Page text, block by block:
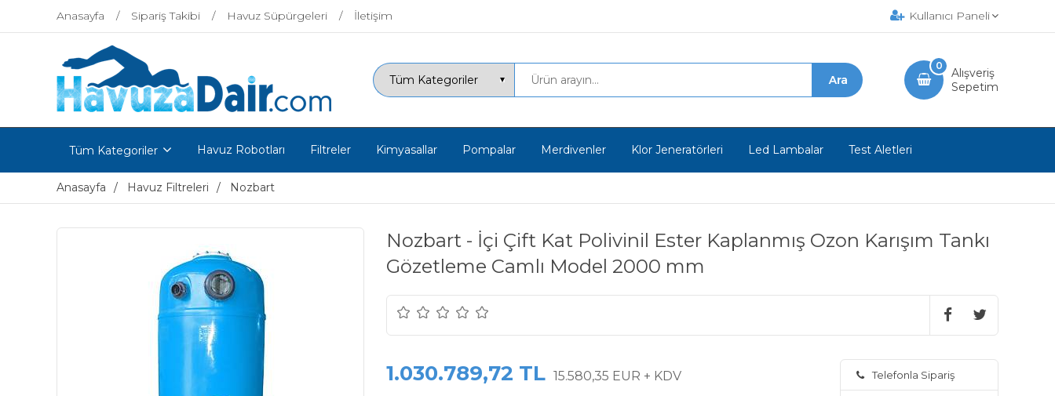
Anasayfa Sipariş Takibi Havuz Süpürgeleri İletişim Kullanıcı Paneli
Alışveriş
Sepetim
0
Tüm Kategoriler Havuz Robotları Filtreler Kimyasallar Pompalar Merdivenler Klor Jeneratörleri Led Lambalar Test Aletleri
Anasayfa Havuz Filtreleri Nozbart
Nozbart - İçi Çift Kat Polivinil Ester Kaplanmış Ozon Karışım Tankı
Gözetleme Camlı Model 2000 mm
1.030.789,72 TL 15.580,35 EUR + KDV Telefonla Sipariş